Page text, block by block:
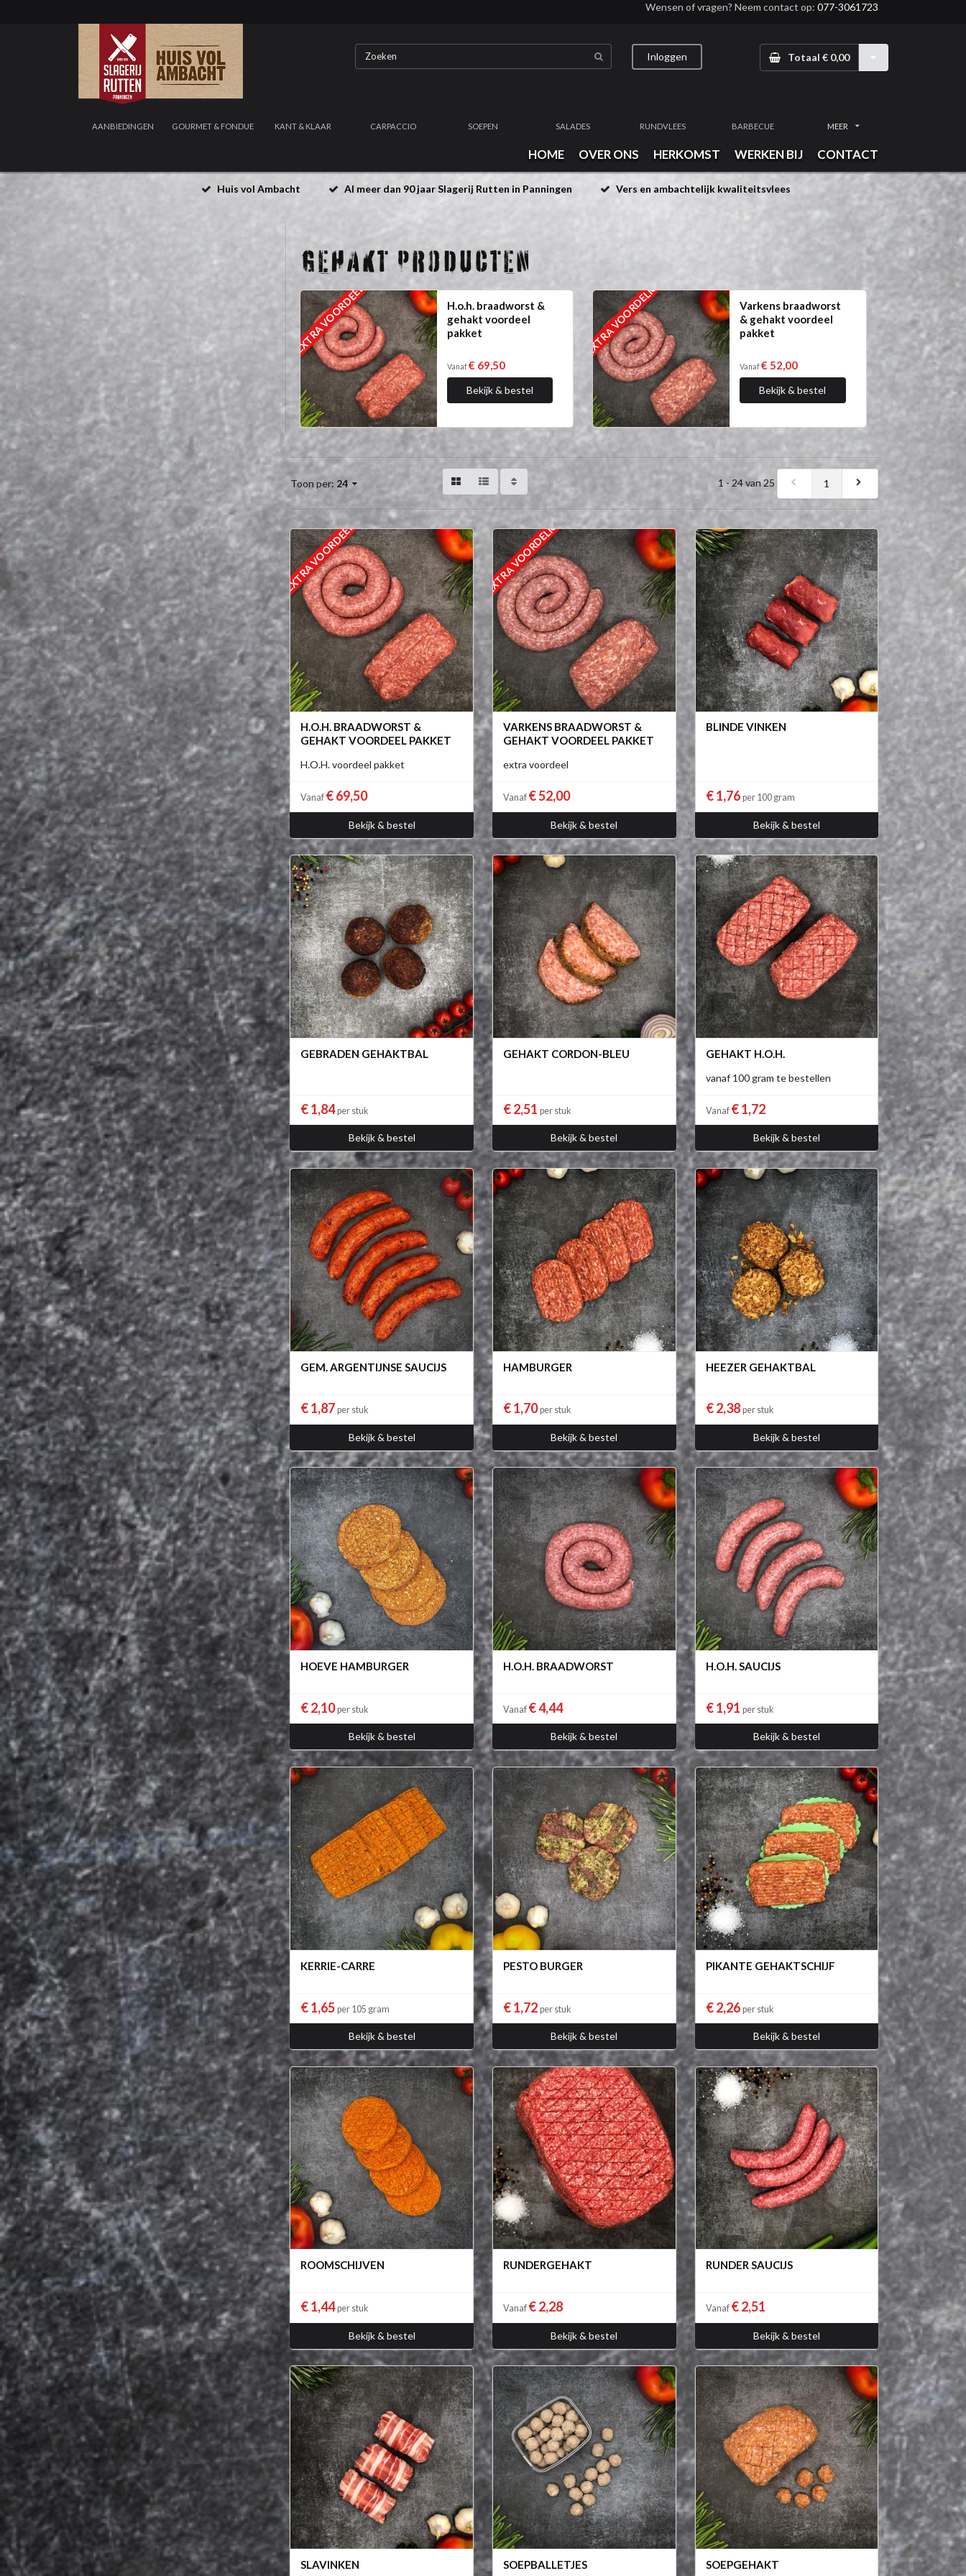
Wensen of vragen? Neem contact op: 077-3061723
Inloggen Totaal € 0,00
AANBIEDINGEN GOURMET & FONDUE KANT & KLAAR CARPACCIO SOEPEN SALADES RUNDVLEES BARBECUE MEER
HOME OVER ONS HERKOMST WERKEN BIJ CONTACT
Huis vol Ambacht Al meer dan 90 jaar Slagerij Rutten in Panningen Vers en ambachtelijk kwaliteitsvlees
GEHAKT PRODUCTEN
EXTRA VOORDEEL
H.o.h. braadworst &
gehakt voordeel
pakket
Vanaf€ 69,50
Bekijk & bestel
EXTRA VOORDELIG
Varkens braadworst
& gehakt voordeel
pakket
Vanaf€ 52,00
Bekijk & bestel
Toon per: 24 1 - 24 van 25 1
EXTRA VOORDEEL
H.O.H. BRAADWORST &
GEHAKT VOORDEEL PAKKET
H.O.H. voordeel pakket
Vanaf € 69,50
Bekijk & bestel
EXTRA VOORDELIG
VARKENS BRAADWORST &
GEHAKT VOORDEEL PAKKET
extra voordeel
Vanaf € 52,00
Bekijk & bestel
BLINDE VINKEN
€ 1,76 per 100 gram
Bekijk & bestel
GEBRADEN GEHAKTBAL
€ 1,84per stuk
Bekijk & bestel
GEHAKT CORDON-BLEU
€ 2,51 per stuk
Bekijk & bestel
GEHAKT H.O.H.
vanaf 100 gram te bestellen
Vanaf € 1,72
Bekijk & bestel
GEM. ARGENTIJNSE SAUCIJS
€ 1,87per stuk
Bekijk & bestel
HAMBURGER
€ 1,70per stuk
Bekijk & bestel
HEEZER GEHAKTBAL
€ 2,38 per stuk
Bekijk & bestel
HOEVE HAMBURGER
€ 2,10per stuk
Bekijk & bestel
H.O.H. BRAADWORST
Vanaf € 4,44
Bekijk & bestel
H.O.H. SAUCIJS
€ 1,91 per stuk
Bekijk & bestel
KERRIE-CARRE
€ 1,65per 105 gram
Bekijk & bestel
PESTO BURGER
€ 1,72 per stuk
Bekijk & bestel
PIKANTE GEHAKTSCHIJF
€ 2,26 per stuk
Bekijk & bestel
ROOMSCHIJVEN
€ 1,44per stuk
Bekijk & bestel
RUNDERGEHAKT
Vanaf € 2,28
Bekijk & bestel
RUNDER SAUCIJS
Vanaf € 2,51
Bekijk & bestel
SLAVINKEN SOEPBALLETJES SOEPGEHAKT